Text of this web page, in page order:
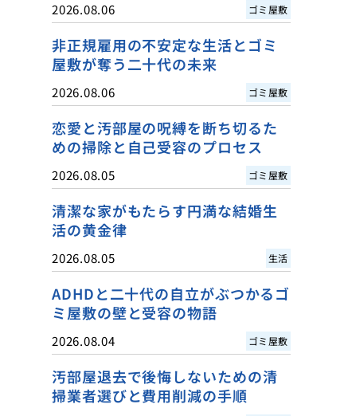
2026.08.06 ゴミ屋敷
非正規雇用の不安定な生活とゴミ
屋敷が奪う二十代の未来
2026.08.06 ゴミ屋敷
恋愛と汚部屋の呪縛を断ち切るた
めの掃除と自己受容のプロセス
2026.08.05 ゴミ屋敷
清潔な家がもたらす円満な結婚生
活の黄金律
2026.08.05 生活
ADHDと二十代の自立がぶつかるゴ
ミ屋敷の壁と受容の物語
2026.08.04 ゴミ屋敷
汚部屋退去で後悔しないための清
掃業者選びと費用削減の手順